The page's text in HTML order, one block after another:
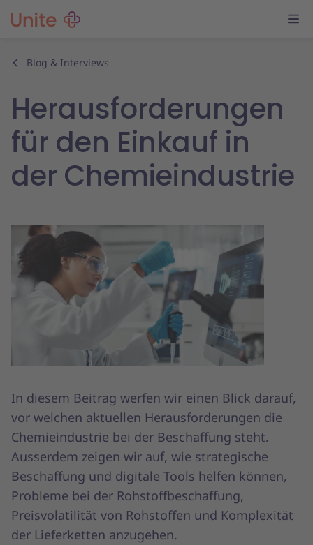
Blog & Interviews
Herausforderungen
für den Einkauf in
der Chemieindustrie
In diesem Beitrag werfen wir einen Blick darauf,
vor welchen aktuellen Herausforderungen die
Chemieindustrie bei der Beschaffung steht.
Ausserdem zeigen wir auf, wie strategische
Beschaffung und digitale Tools helfen können,
Probleme bei der Rohstoffbeschaffung,
Preisvolatilität von Rohstoffen und Komplexität
der Lieferketten anzugehen.